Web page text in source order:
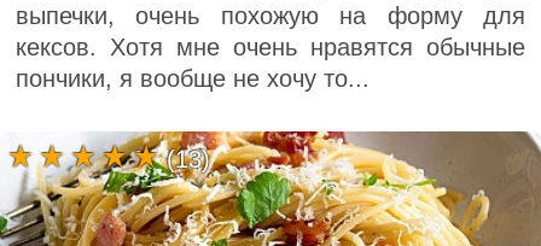
выпечки, очень похожую на форму для
кексов. Хотя мне очень нравятся обычные
пончики, я вообще не хочу то...
(13)